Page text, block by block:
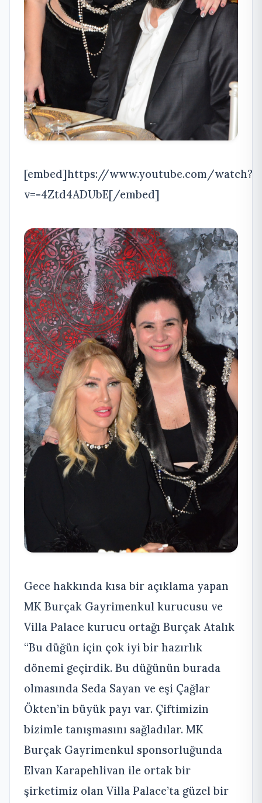
[embed]https://www.youtube.com/watch?
v=-4Ztd4ADUbE[/embed]
Gece hakkında kısa bir açıklama yapan
MK Burçak Gayrimenkul kurucusu ve
Villa Palace kurucu ortağı Burçak Atalık
“Bu düğün için çok iyi bir hazırlık
dönemi geçirdik. Bu düğünün burada
olmasında Seda Sayan ve eşi Çağlar
Ökten’in büyük payı var. Çiftimizin
bizimle tanışmasını sağladılar. MK
Burçak Gayrimenkul sponsorluğunda
Elvan Karapehlivan ile ortak bir
şirketimiz olan Villa Palace’ta güzel bir